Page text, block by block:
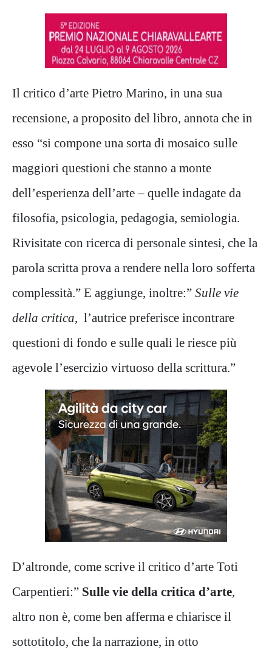
Il critico d’arte Pietro Marino, in una sua
recensione, a proposito del libro, annota che in
esso “si compone una sorta di mosaico sulle
maggiori questioni che stanno a monte
dell’esperienza dell’arte – quelle indagate da
filosofia, psicologia, pedagogia, semiologia.
Rivisitate con ricerca di personale sintesi, che la
parola scritta prova a rendere nella loro sofferta
complessità.” E aggiunge, inoltre:” Sulle vie
della critica, l’autrice preferisce incontrare
questioni di fondo e sulle quali le riesce più
agevole l’esercizio virtuoso della scrittura.”
D’altronde, come scrive il critico d’arte Toti
Carpentieri:” Sulle vie della critica d’arte,
altro non è, come ben afferma e chiarisce il
sottotitolo, che la narrazione, in otto